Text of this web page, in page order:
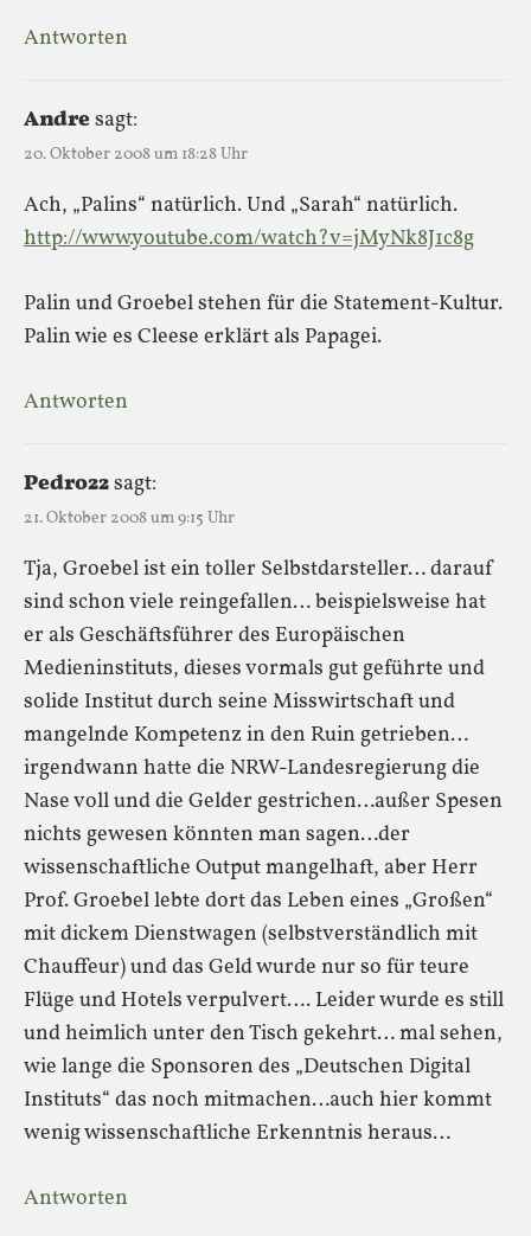
Antworten
Andresagt:
20. Oktober 2008 um 18:28 Uhr
Ach, „Palins“ natürlich. Und „Sarah“ natürlich.
http://www.youtube.com/watch?v=jMyNk8J1c8g
Palin und Groebel stehen für die Statement-Kultur.
Palin wie es Cleese erklärt als Papagei.
Antworten
Pedro22sagt:
21. Oktober 2008 um 9:15 Uhr
Tja, Groebel ist ein toller Selbstdarsteller… darauf
sind schon viele reingefallen… beispielsweise hat
er als Geschäftsführer des Europäischen
Medieninstituts, dieses vormals gut geführte und
solide Institut durch seine Misswirtschaft und
mangelnde Kompetenz in den Ruin getrieben…
irgendwann hatte die NRW-Landesregierung die
Nase voll und die Gelder gestrichen…außer Spesen
nichts gewesen könnten man sagen…der
wissenschaftliche Output mangelhaft, aber Herr
Prof. Groebel lebte dort das Leben eines „Großen“
mit dickem Dienstwagen (selbstverständlich mit
Chauffeur) und das Geld wurde nur so für teure
Flüge und Hotels verpulvert…. Leider wurde es still
und heimlich unter den Tisch gekehrt… mal sehen,
wie lange die Sponsoren des „Deutschen Digital
Instituts“ das noch mitmachen…auch hier kommt
wenig wissenschaftliche Erkenntnis heraus…
Antworten